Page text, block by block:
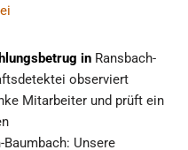
in Ransbach-
observiert
Mitarbeiter und prüft ein
Baumbach: Unsere